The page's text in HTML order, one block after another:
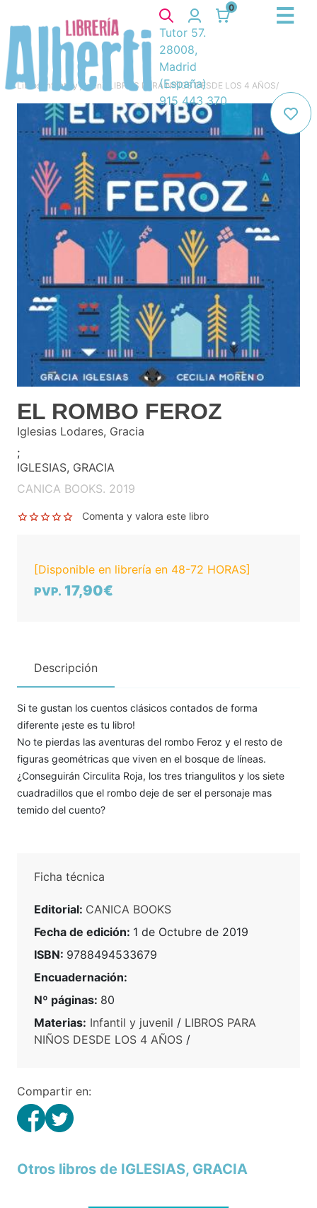
0
Tutor 57.
28008,
Madrid
(España)
915 443 370
Libros Infantil y juvenil LIBROS PARA NIÑOS DESDE LOS 4 AÑOS/
EL ROMBO FEROZ
Iglesias Lodares, Gracia
;
IGLESIAS, GRACIA
CANICA BOOKS. 2019
Comenta y valora este libro
[Disponible en librería en 48-72 HORAS]
PVP. 17,90€
Descripción
Si te gustan los cuentos clásicos contados de forma
diferente ¡este es tu libro!
No te pierdas las aventuras del rombo Feroz y el resto de
figuras geométricas que viven en el bosque de líneas.
¿Conseguirán Circulita Roja, los tres triangulitos y los siete
cuadradillos que el rombo deje de ser el personaje mas
temido del cuento?
Ficha técnica
Editorial: CANICA BOOKS
Fecha de edición: 1 de Octubre de 2019
ISBN: 9788494533679
Encuadernación:
Nº páginas: 80
Materias: Infantil y juvenil / LIBROS PARA
NIÑOS DESDE LOS 4 AÑOS /
Compartir en:
Otros libros de IGLESIAS, GRACIA